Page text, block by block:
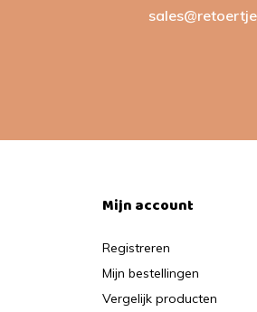
Mijn account
Registreren
Mijn bestellingen
Vergelijk producten